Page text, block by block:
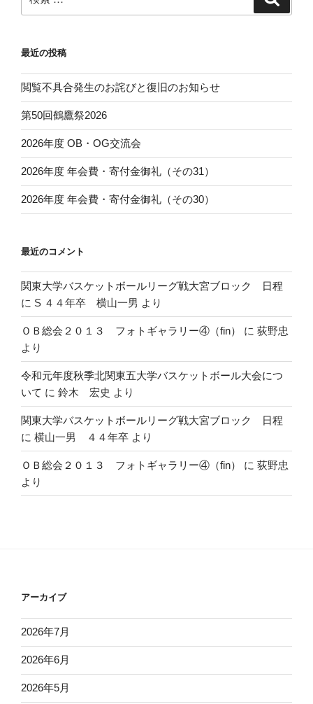
索:
最近の投稿
閲覧不具合発生のお詫びと復旧のお知らせ
第50回鶴鷹祭2026
2026年度 OB・OG交流会
2026年度 年会費・寄付金御礼（その31）
2026年度 年会費・寄付金御礼（その30）
最近のコメント
関東大学バスケットボールリーグ戦大宮ブロック 日程
に S ４４年卒 横山一男 より
ＯＢ総会２０１３ フォトギャラリー④（fin） に 荻野忠
より
令和元年度秋季北関東五大学バスケットボール大会につ
いて に 鈴木 宏史 より
関東大学バスケットボールリーグ戦大宮ブロック 日程
に 横山一男 ４４年卒 より
ＯＢ総会２０１３ フォトギャラリー④（fin） に 荻野忠
より
アーカイブ
2026年7月
2026年6月
2026年5月